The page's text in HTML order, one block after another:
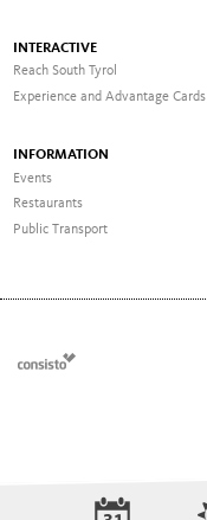
INTERACTIVE
Reach South Tyrol
Experience and Advantage Cards
INFORMATION
Events
Restaurants
Public Transport